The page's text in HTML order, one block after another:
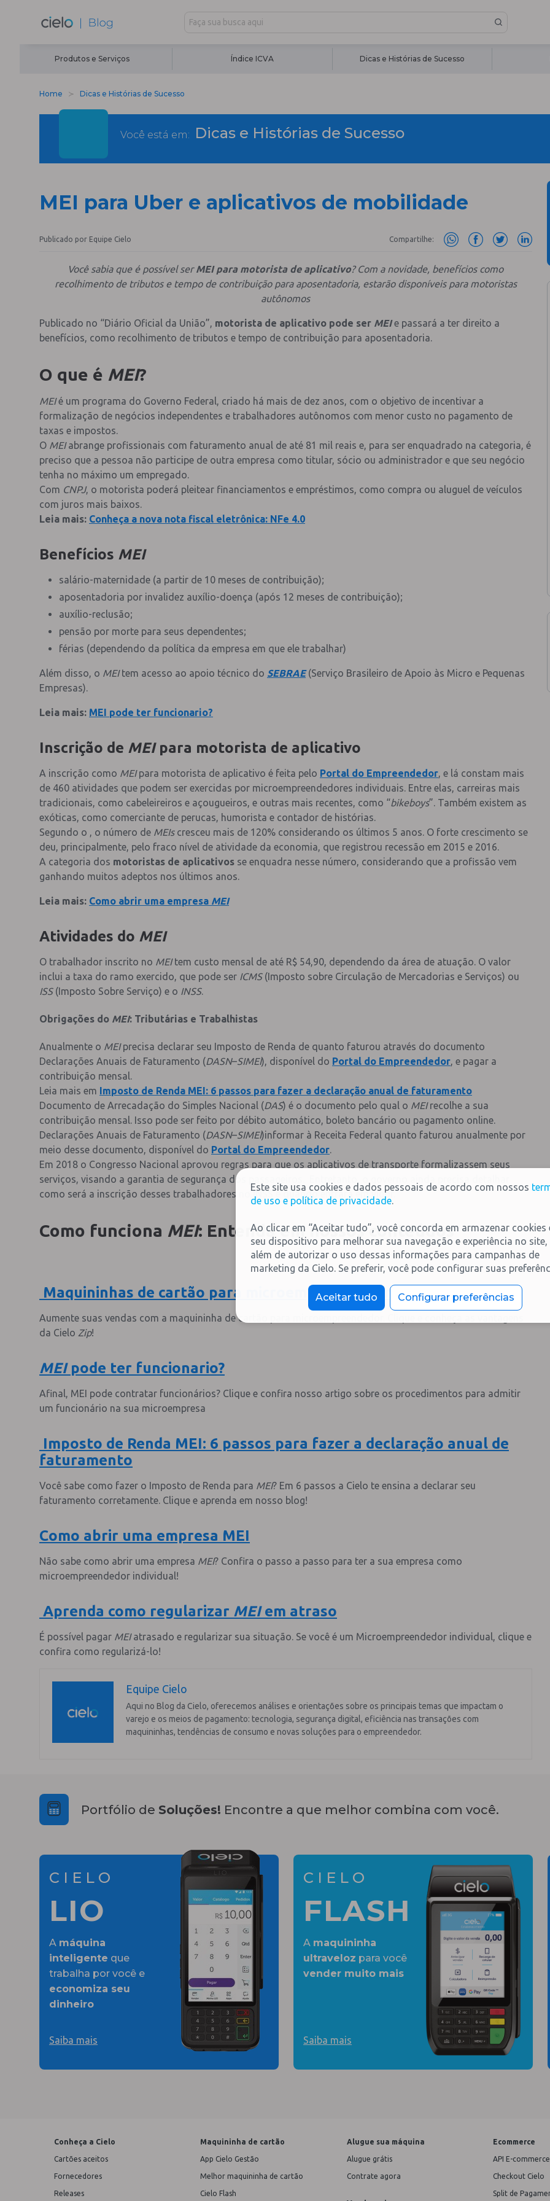
Produtos e Serviços Índice ICVA Dicas e Histórias de Sucesso
Home Dicas e Histórias de Sucesso
Você está em: Dicas e Histórias de Sucesso
MEI para Uber e aplicativos de mobilidade
Publicado por Equipe Cielo Compartilhe:
Você sabia que é possível serMEI para motorista de aplicativo? Com a novidade, benefícios como
recolhimento de tributos e tempo de contribuição para aposentadoria, estarão disponíveis para motoristas
autônomos
Publicado no “Diário Oficial da União”, motorista de aplicativo pode ser MEIe passará a ter direito a
benefícios, como recolhimento de tributos e tempo de contribuição para aposentadoria.
O que é MEI?
MEIé um programa do Governo Federal, criado há mais de dez anos, com o objetivo de incentivar a
formalização de negócios independentes e trabalhadores autônomos com menor custo no pagamento de
taxas e impostos.
O MEIabrange profissionais com faturamento anual de até 81 mil reais e, para ser enquadrado na categoria, é
preciso que a pessoa não participe de outra empresa como titular, sócio ou administrador e que seu negócio
tenha no máximo um empregado.
Com CNPJ, o motorista poderá pleitear financiamentos e empréstimos, como compra ou aluguel de veículos
com juros mais baixos.
Leia mais: Conheça a nova nota fiscal eletrônica: NFe 4.0
Benefícios MEI
salário-maternidade (a partir de 10 meses de contribuição);
aposentadoria por invalidez auxílio-doença (após 12 meses de contribuição);
auxílio-reclusão;
pensão por morte para seus dependentes;
férias (dependendo da política da empresa em que ele trabalhar)
Além disso, o MEItem acesso ao apoio técnico do SEBRAE (Serviço Brasileiro de Apoio às Micro e Pequenas
Empresas).
Leia mais: MEI pode ter funcionario?
Inscrição de MEIpara motorista de aplicativo
A inscrição como MEIpara motorista de aplicativo é feita pelo Portal do Empreendedor, e lá constam mais
de 460 atividades que podem ser exercidas por microempreendedores individuais. Entre elas, carreiras mais
tradicionais, como cabeleireiros e açougueiros, e outras mais recentes, como “bikeboys”. Também existem as
exóticas, como comerciante de perucas, humorista e contador de histórias.
Segundo o , o número de MEIscresceu mais de 120% considerando os últimos 5 anos. O forte crescimento se
deu, principalmente, pelo fraco nível de atividade da economia, que registrou recessão em 2015 e 2016.
A categoria dos motoristas de aplicativos se enquadra nesse número, considerando que a profissão vem
ganhando muitos adeptos nos últimos anos.
Leia mais: Como abrir uma empresa MEI
Atividades do MEI
O trabalhador inscrito no MEItem custo mensal de até R$ 54,90, dependendo da área de atuação. O valor
inclui a taxa do ramo exercido, que pode ser ICMS(Imposto sobre Circulação de Mercadorias e Serviços) ou
ISS(Imposto Sobre Serviço) e o INSS.
Obrigações do MEI: Tributárias e Trabalhistas
Anualmente o MEIprecisa declarar seu Imposto de Renda de quanto faturou através do documento
Declarações Anuais de Faturamento (DASN–SIMEI), disponível do Portal do Empreendedor, e pagar a
contribuição mensal.
Leia mais em
Imposto de Renda MEI: 6 passos para fazer a declaração anual de faturamento
Documento de Arrecadação do Simples Nacional (DAS) é o documento pelo qual o MEIrecolhe a sua
contribuição mensal. Isso pode ser feito por débito automático, boleto bancário ou pagamento online.
Declarações Anuais de Faturamento (DASN–SIMEI)informar à Receita Federal quanto faturou anualmente por
meio desse documento, disponível do Portal do Empreendedor.
Em 2018 o Congresso Nacional aprovou regras para que os aplicativos de transporte formalizassem seus
serviços, visando a garantia de segurança dos passageiros. Entretanto, o governo ainda precisa detalhar
como será a inscrição desses trabalhadores no INSS e quando entrará em vigor.
Como funciona MEI: Entenda em nossos conteúdos
Maquininhas de cartão para microempreendedor individual (MEI)
Aumente suas vendas com a maquininha de cartão para microempreendedor. Clique e conheça as vantagens
da Cielo Zip!
MEI pode ter funcionario?
Afinal, MEI pode contratar funcionários? Clique e confira nosso artigo sobre os procedimentos para admitir
um funcionário na sua microempresa
Imposto de Renda MEI: 6 passos para fazer a declaração anual de
faturamento
Você sabe como fazer o Imposto de Renda para MEI? Em 6 passos a Cielo te ensina a declarar seu
faturamento corretamente. Clique e aprenda em nosso blog!
Como abrir uma empresa MEI
Não sabe como abrir uma empresa MEI? Confira o passo a passo para ter a sua empresa como
microempreendedor individual!
Aprenda como regularizar MEIem atraso
É possível pagar MEIatrasado e regularizar sua situação. Se você é um Microempreendedor individual, clique e
confira como regularizá-lo!
Equipe Cielo
Aqui no Blog da Cielo, oferecemos análises e orientações sobre os principais temas que impactam o
varejo e os meios de pagamento: tecnologia, segurança digital, eficiência nas transações com
maquininhas, tendências de consumo e novas soluções para o empreendedor.
Portfólio de Soluções! Encontre a que melhor combina com você.
CIELO
LIO
A máquina
inteligente que
trabalha por você e
economiza seu
dinheiro
Saiba mais
CIELO
FLASH
A maquininha
ultraveloz para você
vender muito mais
Saiba mais
Conheça a Cielo
Cartões aceitos
Fornecedores
Releases
Maquininha de cartão
App Cielo Gestão
Melhor maquininha de cartão
Cielo Flash
Alugue sua máquina
Alugue grátis
Contrate agora
Ecommerce
API E-
Checkout Cielo
Split de
Este site usa cookies e dados pessoais de acordo com nossos
de uso e política de privacidade
Ao clicar em “Aceitar tudo”, você concorda em armazenar cookies
seu dispositivo para melhorar sua navegação e experiência no site,
além de autorizar o uso dessas informações para campanhas de
marketing da Cielo. Se preferir, você pode configurar suas
Aceitar tudo Configurar preferências